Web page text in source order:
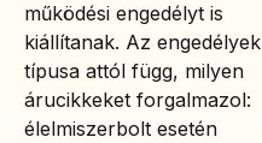
működési engedélyt is
kiállítanak. Az engedélyek
típusa attól függ, milyen
árucikkeket forgalmazol:
élelmiszerbolt esetén